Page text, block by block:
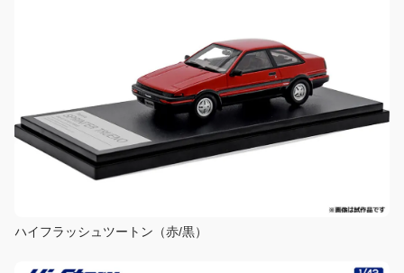
ハイフラッシュツートン（赤/黒）